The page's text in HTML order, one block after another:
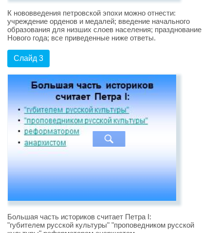
К нововведения петровской эпохи можно отнести:
учреждение орденов и медалей; введение начального
образования для низших слоев населения; празднование
Нового года; все приведенные ниже ответы.
Слайд 3
Большая часть историков считает Петра I:
"губителем русской культуры" "проповедником русской